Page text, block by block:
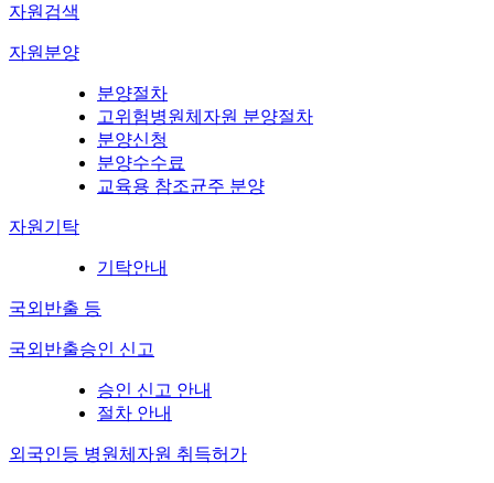
자원검색
자원분양
분양절차
고위험병원체자원 분양절차
분양신청
분양수수료
교육용 참조균주 분양
자원기탁
기탁안내
국외반출 등
국외반출승인 신고
승인 신고 안내
절차 안내
외국인등 병원체자원 취득허가